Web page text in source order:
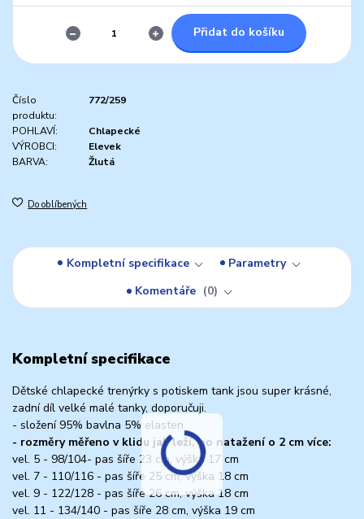
Přidat do košíku
Číslo
produktu:
772/259
POHLAVÍ:
Chlapecké
VÝROBCI:
Elevek
BARVA:
Žlutá
Do oblíbených
Kompletní specifikace
Parametry
Komentáře
0
Kompletní specifikace
Dětské chlapecké trenýrky s potiskem tank jsou super krásné,
zadní díl velké malé tanky, doporučuji.
- složení 95% bavlna 5% elasten
- rozměry měřeno v klidu jak leží, po natažení o 2 cm více:
vel. 5 - 98/104- pas šíře 23 cm, výška 17 cm
vel. 7 - 110/116 - pas šíře 25 cm, výška 18 cm
vel. 9 - 122/128 - pas šíře 26 cm, výška 18 cm
vel. 11 - 134/140 - pas šíře 28 cm, výška 19 cm